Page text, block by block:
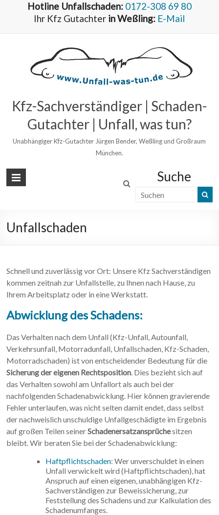
Hotline Unfallschaden: 0172-308 69 80
Ihr Kfz Gutachter in Weßling: E-Mail
Kfz-Sachverständiger | Schaden-
Gutachter | Unfall, was tun?
Unabhängiger Kfz-Gutachter Jürgen Bender, Weßling und Großraum
München.
Suche
Unfallschaden
Schnell und zuverlässig vor Ort: Unsere Kfz Sachverständigen
kommen zeitnah zur Unfallstelle, zu Ihnen nach Hause, zu
Ihrem Arbeitsplatz oder in eine Werkstatt.
Abwicklung des Schadens:
Das Verhalten nach dem Unfall (Kfz-Unfall, Autounfall,
Verkehrsunfall, Motorradunfall, Unfallschaden, Kfz-Schaden,
Motorradschaden) ist von entscheidender Bedeutung für die
Sicherung der eigenen Rechtsposition. Dies bezieht sich auf
das Verhalten sowohl am Unfallort als auch bei der
nachfolgenden Schadenabwicklung. Hier können gravierende
Fehler unterlaufen, was nicht selten damit endet, dass selbst
der nachweislich unschuldige Unfallgeschädigte im Ergebnis
auf großen Teilen seinerSchadenersatzansprüchesitzen
bleibt. Wir beraten Sie bei der Schadenabwicklung:
Haftpflichtschaden: Wer unverschuldet in einen
Unfall verwickelt wird (Haftpflichtschaden), hat
Anspruch auf einen eigenen, unabhängigen Kfz-
Sachverständigen zur Beweissicherung, zur
Feststellung des Schadens und zur Kalkulation des
Schadenumfanges.